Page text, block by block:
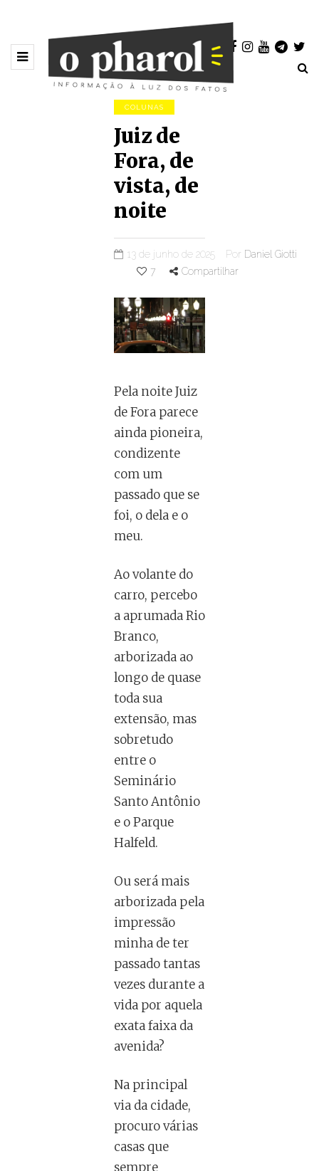
COLUNAS
Juiz de
Fora, de
vista, de
noite
13 de junho de 2025 Por Daniel Giotti
7
Compartilhar
Pela noite Juiz
de Fora parece
ainda pioneira,
condizente
com um
passado que se
foi, o dela e o
meu.
Ao volante do
carro, percebo
a aprumada Rio
Branco,
arborizada ao
longo de quase
toda sua
extensão, mas
sobretudo
entre o
Seminário
Santo Antônio
e o Parque
Halfeld.
Ou será mais
arborizada pela
impressão
minha de ter
passado tantas
vezes durante a
vida por aquela
exata faixa da
avenida?
Na principal
via da cidade,
procuro várias
casas que
sempre